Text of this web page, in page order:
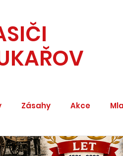
Zásahy Akce
starších Družstvo